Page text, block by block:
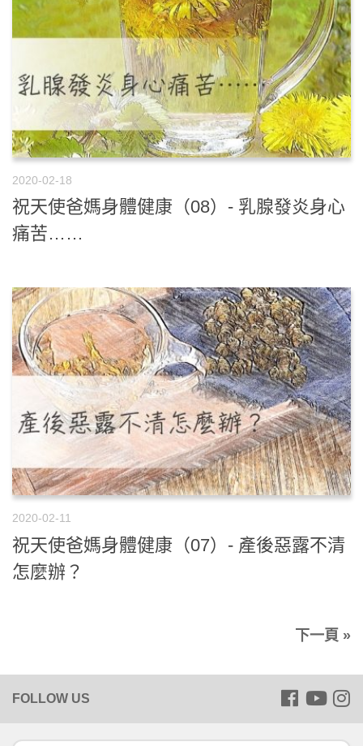
2020-02-18
祝天使爸媽身體健康（08）- 乳腺發炎身心
痛苦……
2020-02-11
祝天使爸媽身體健康（07）- 產後惡露不清
怎麼辦？
下一頁 »